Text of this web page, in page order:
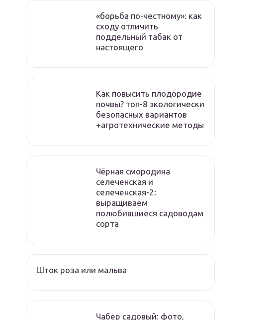
«борьба по-честному»: как
сходу отличить
поддельный табак от
настоящего
Как повысить плодородие
почвы? топ-8 экологически
безопасных вариантов
+агротехнические методы
Чёрная смородина
селеченская и
селеченская-2:
выращиваем
полюбившиеся садоводам
сорта
Шток роза или мальва
Чабер садовый: фото,